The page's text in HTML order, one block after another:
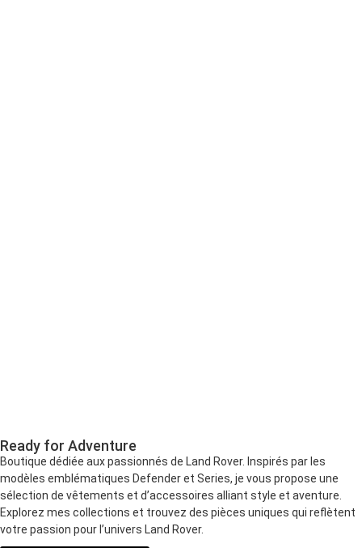
Ready for Adventure
Boutique dédiée aux passionnés de Land Rover. Inspirés par les
modèles emblématiques Defender et Series, je vous propose une
sélection de vêtements et d’accessoires alliant style et aventure.
Explorez mes collections et trouvez des pièces uniques qui reflètent
votre passion pour l’univers Land Rover.